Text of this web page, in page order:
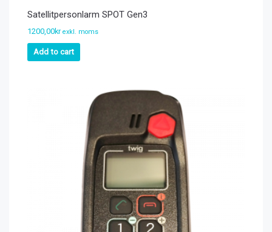
Satellitpersonlarm SPOT Gen3
1200,00kr exkl. moms
Add to cart